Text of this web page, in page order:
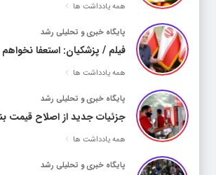
همه یادداشت ها
پایگاه خبری و تحلیلی رشد
فیلم / پزشکیان: استعفا
ایستاد
همه یادداشت ها
پایگاه خبری و تحلیلی رشد
جزئیات جدید از اصلاح قیمت
همه یادداشت ها
پایگاه خبری و تحلیلی رشد